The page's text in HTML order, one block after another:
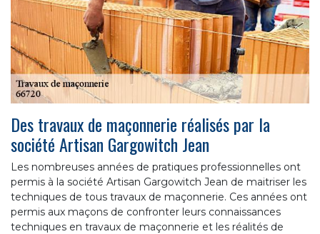
Des travaux de maçonnerie réalisés par la
société Artisan Gargowitch Jean
Les nombreuses années de pratiques professionnelles ont
permis à la société Artisan Gargowitch Jean de maitriser les
techniques de tous travaux de maçonnerie. Ces années ont
permis aux maçons de confronter leurs connaissances
techniques en travaux de maçonnerie et les réalités de